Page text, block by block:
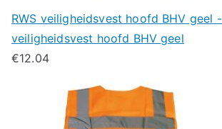
RWS veiligheidsvest hoofd BHV geel -
veiligheidsvest hoofd BHV geel
€12.04